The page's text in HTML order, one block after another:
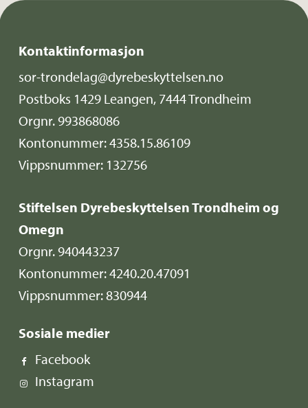
Kontaktinformasjon
sor-trondelag@dyrebeskyttelsen.no
Postboks 1429 Leangen, 7444 Trondheim
Orgnr. 993868086
Kontonummer: 4358.15.86109
Vippsnummer: 132756
Stiftelsen Dyrebeskyttelsen Trondheim og
Omegn
Orgnr. 940443237
Kontonummer: 4240.20.47091
Vippsnummer: 830944
Sosiale medier
Facebook
Instagram